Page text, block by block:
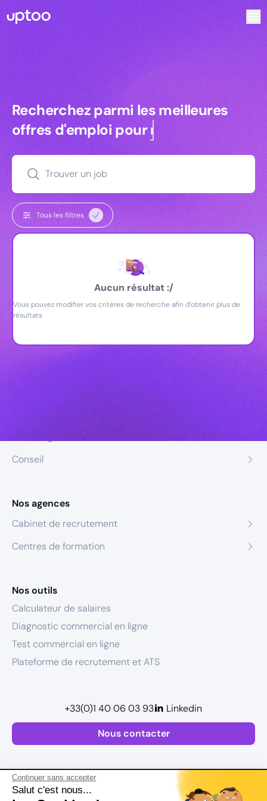
Continuer sans accepter
Salut c'est nous...
Recherchez parmi les meilleures
Recherchez parmi les meilleures
offres d'emploi pourcommerciaux
Trouver un job
Tous les filtres
Aucun résultat :/
Vous pouvez modifier vos critères de recherche afin d'obtenir plus de
résultats
Conseil
Nos agences
Cabinet de recrutement
Centres de formation
Nos outils
Calculateur de salaires
Diagnostic commercial en ligne
Test commercial en ligne
Plateforme de recrutement et ATS
Nous contacter
+33(0)1 40 06 03 93 Linkedin